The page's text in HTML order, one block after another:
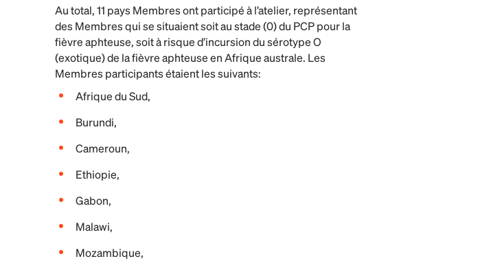
Au total, 11 pays Membres ont participé à l’atelier, représentant
des Membres qui se situaient soit au stade (0) du PCP pour la
fièvre aphteuse, soit à risque d’incursion du sérotype O
(exotique) de la fièvre aphteuse en Afrique australe. Les
Membres participants étaient les suivants:
Afrique du Sud,
Burundi,
Cameroun,
Ethiopie,
Gabon,
Malawi,
Mozambique,